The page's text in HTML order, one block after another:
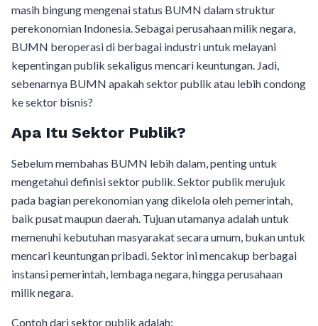
masih bingung mengenai status BUMN dalam struktur
perekonomian Indonesia. Sebagai perusahaan milik negara,
BUMN beroperasi di berbagai industri untuk melayani
kepentingan publik sekaligus mencari keuntungan. Jadi,
sebenarnya BUMN apakah sektor publik atau lebih condong
ke sektor bisnis?
Apa Itu Sektor Publik?
Sebelum membahas BUMN lebih dalam, penting untuk
mengetahui definisi sektor publik. Sektor publik merujuk
pada bagian perekonomian yang dikelola oleh pemerintah,
baik pusat maupun daerah. Tujuan utamanya adalah untuk
memenuhi kebutuhan masyarakat secara umum, bukan untuk
mencari keuntungan pribadi. Sektor ini mencakup berbagai
instansi pemerintah, lembaga negara, hingga perusahaan
milik negara.
Contoh dari sektor publik adalah: